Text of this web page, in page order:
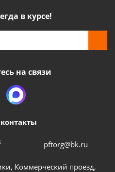
в курсе!
на связи
pftorg@bk.ru
Коммерческий проезд,